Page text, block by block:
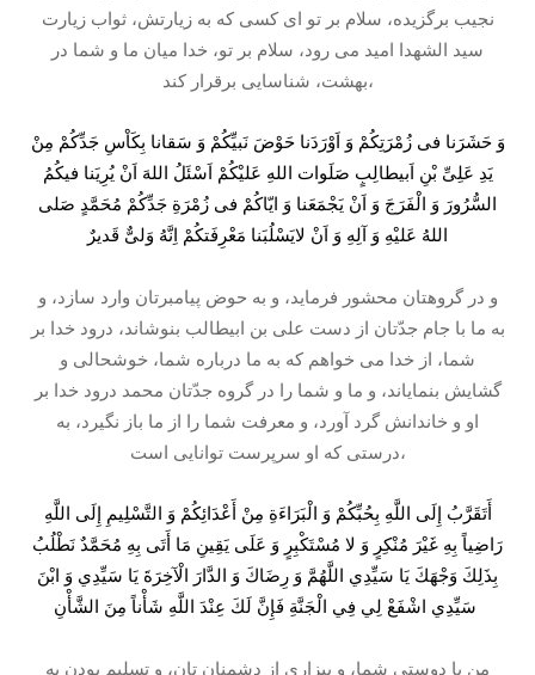
نجيب برگزيده، سلام بر تو اى كسی كه به زيارتش، ثواب زيارت
سيد الشهدا اميد می رود، سلام بر تو، خدا ميان ما و شما در
بهشت، شناسايى برقرار كند،
وَ حَشَرَنا فی زُمْرَتِكُمْ وَ اَوْرَدَنا حَوْضَ نَبیِّكُمْ وَ سَقانا بِكَاْسِ جَدِّكُمْ مِنْ
یَدِ عَلِیِّ بْنِ اَبیطالِبٍ صَلَوات اللهِ عَلیْكُمْ اَسْئَلُ اللهَ اَنْ یُرِیَنا فیكُمُ
السُّرُورَ وَ الْفَرَجَ وَ اَنْ یَجْمَعَنا وَ ایّاكُمْ فی زُمْرَةِ جَدِّكُمْ مُحَمَّدٍ صَلی
اللهُ عَلیْهِ وَ آلِهِ وَ اَنْ لایَسْلُبَنا مَعْرِفَتكُمْ اِنَّهُ وَلیٌّ قَدیرٌ
و در گروهتان محشور فرمايد، و به حوض پيامبرتان وارد سازد، و
به ما با جام جدّتان از دست على بن ابيطالب بنوشاند، درود خدا بر
شما، از خدا می خواهم كه به ما درباره شما، خوشحالى و
گشايش بنماياند، و ما و شما را در گروه جدّتان محمد درود خدا بر
او و خاندانش گرد آورد، و معرفت شما را از ما باز نگيرد، به
درستى كه او سرپرست توانايى است،
أَتَقَرَّبُ إِلَى اللَّهِ بِحُبِّكُمْ وَ الْبَرَاءَةِ مِنْ أَعْدَائِكُمْ وَ التَّسْلِيمِ إِلَى اللَّهِ
رَاضِياً بِهِ غَيْرَ مُنْكِرٍ وَ لا مُسْتَكْبِرٍ وَ عَلَى يَقِينِ مَا أَتَى بِهِ مُحَمَّدٌ نَطْلُبُ
بِذَلِكَ وَجْهَكَ يَا سَيِّدِي اللَّهُمَّ وَ رِضَاكَ وَ الدَّارَ الْآخِرَةَ يَا سَيِّدِي وَ ابْنَ
من با دوستى شما، و بيزارى از دشمنان تان، و تسليم بودن به